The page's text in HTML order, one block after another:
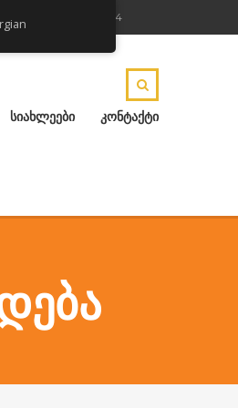
ქ.რუსთავი, ჟ.შარტავას 4
ᲡᲘᲐᲮᲚᲔᲔᲑᲘ ᲙᲝᲜᲢᲐᲥᲢᲘ